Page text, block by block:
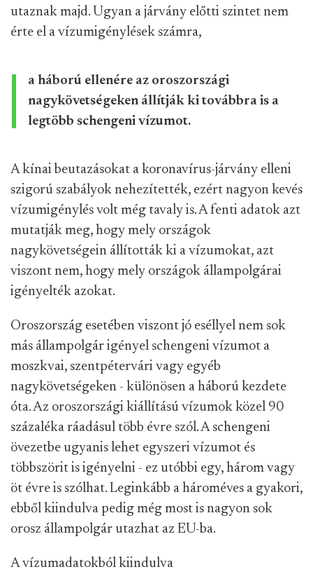
utaznak majd. Ugyan a járvány előtti szintet nem
érte el a vízumigénylések számra,
a háború ellenére az oroszországi
nagykövetségeken állítják ki továbbra is a
legtöbb schengeni vízumot.
A kínai beutazásokat a koronavírus-járvány elleni
szigorú szabályok nehezítették, ezért nagyon kevés
vízumigénylés volt még tavaly is. A fenti adatok azt
mutatják meg, hogy mely országok
nagykövetségein állították ki a vízumokat, azt
viszont nem, hogy mely országok állampolgárai
igényelték azokat.
Oroszország esetében viszont jó eséllyel nem sok
más állampolgár igényel schengeni vízumot a
moszkvai, szentpétervári vagy egyéb
nagykövetségeken - különösen a háború kezdete
óta. Az oroszországi kiállítású vízumok közel 90
százaléka ráadásul több évre szól. A schengeni
övezetbe ugyanis lehet egyszeri vízumot és
többszörit is igényelni - ez utóbbi egy, három vagy
öt évre is szólhat. Leginkább a hároméves a gyakori,
ebből kiindulva pedig még most is nagyon sok
orosz állampolgár utazhat az EU-ba.
A vízumadatokból kiindulva